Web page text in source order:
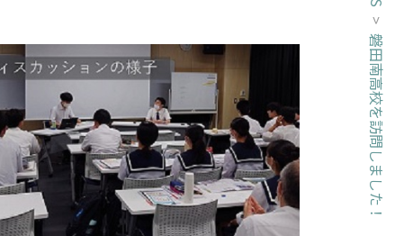
>
磐田南高校を訪問しました！